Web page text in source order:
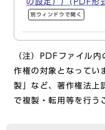
別ウィンドウで開く
（注）PDFファイル
作権の対象となってい
製」など、著作権法上
で複製・転用等を行う